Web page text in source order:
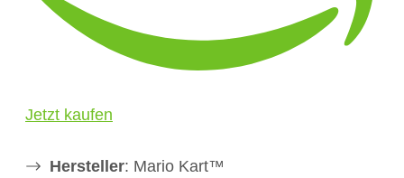
Jetzt kaufen
Hersteller: Mario Kart™